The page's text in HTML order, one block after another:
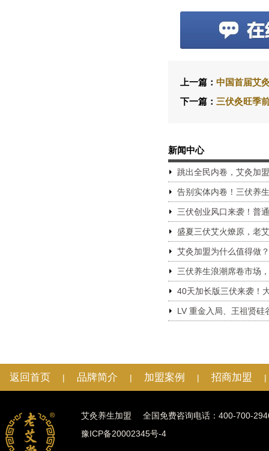
上一篇： 中国首届艾
下一篇： 三伏灸旺季
新闻中心
跳出全民内卷，艾灸加
告别实体内卷！三伏养
三伏创业风口来袭！普
盛夏三伏艾火燎原，老
艾灸加盟为什么值得做
三伏养生浪潮席卷市场
40天加长版三伏来袭！
LV 重金入局、王祖贤
返回首页 | 品牌简介 | 加盟案例 | 招商加盟 |
艾灸养生加盟
全国免费咨询电话：400-700-
豫ICP备20002345号-4